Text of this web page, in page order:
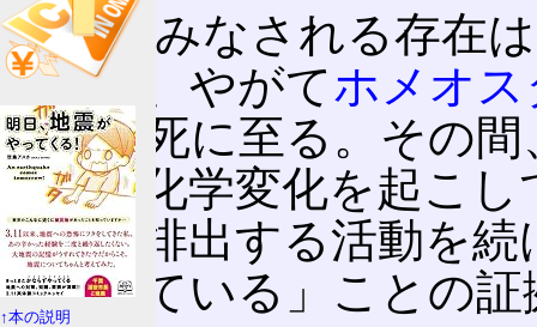
生物とみなされる存在
を作り、やがてホメオ
くなり死に至る。その間
体内で化学変化を起こ
体外に排出する活動を
「生きている」ことの
↑本の説明